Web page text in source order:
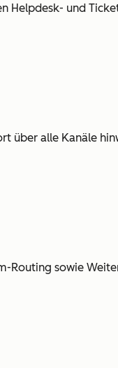
Helpdesk- und
über alle Kanäle
Routing sowie